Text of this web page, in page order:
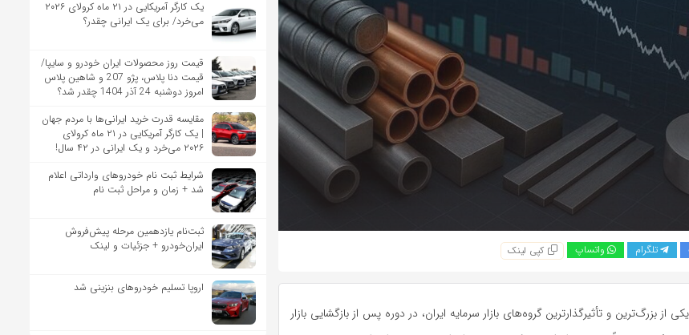
تلگرام واتساپ کپی لینک
بزرگ‌ترین و تأثیرگذارترین گروه‌های بازار سرمایه ایران، در دوره پس از بازگشایی بازار
یک کارگر آمریکایی در ۲۱ ماه کرولای ۲۰۲۶
می‌خرد/ برای یک ایرانی چقدر؟
قیمت روز محصولات ایران خودرو و سایپا/
قیمت دنا پلاس، پژو 207 و شاهین پلاس
امروز دوشنبه 24 آذر 1404 چقدر شد؟
مقایسه قدرت خرید ایرانی‌ها با مردم جهان
| یک کارگر آمریکایی در ۲۱ ماه کرولای
۲۰۲۶ می‌خرد و یک ایرانی در ۴۲ سال!
شرایط ثبت نام خودروهای وارداتی اعلام
شد + زمان و مراحل ثبت نام
ثبت‌نام یازدهمین مرحله پیش‌فروش
ایران‌خودرو + جزئیات و لینک
اروپا تسلیم خودروهای بنزینی شد